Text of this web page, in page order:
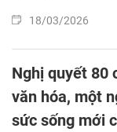
18/03/2026
Nghị quyết 80
văn hóa, một
sức sống mới